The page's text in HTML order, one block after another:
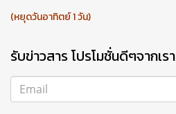
(หยุดวันอาทิตย์ 1 วัน)
รับข่าวสาร โปรโมชั่นดีๆจากเรา